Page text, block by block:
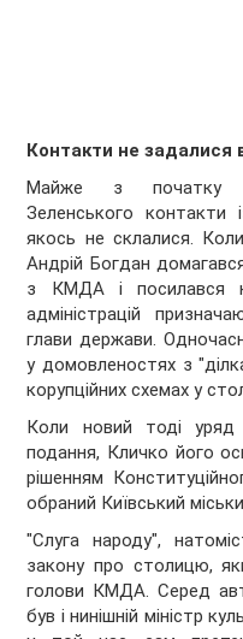
Контакти не задалися
Майже з початку
Зеленського контакти
якось не склалися.
Андрій Богдан
з КМДА і посилався
адміністрацій
глави держави.
у домовленостях з
корупційних схемах у
Коли новий тоді уряд
подання, Кличко його
рішенням
обраний Київський
"Слуга народу",
закону про столицю,
голови КМДА. Серед
був і нинішній міністр